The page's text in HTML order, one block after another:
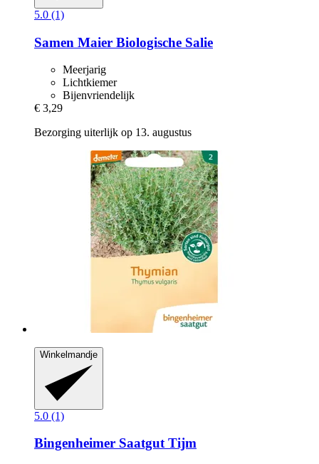
5.0 (1)
Samen Maier Biologische Salie
Meerjarig
Lichtkiemer
Bijenvriendelijk
€ 3,29
Bezorging uiterlijk op 13. augustus
Winkelmandje
5.0 (1)
Bingenheimer SaatgutTijm